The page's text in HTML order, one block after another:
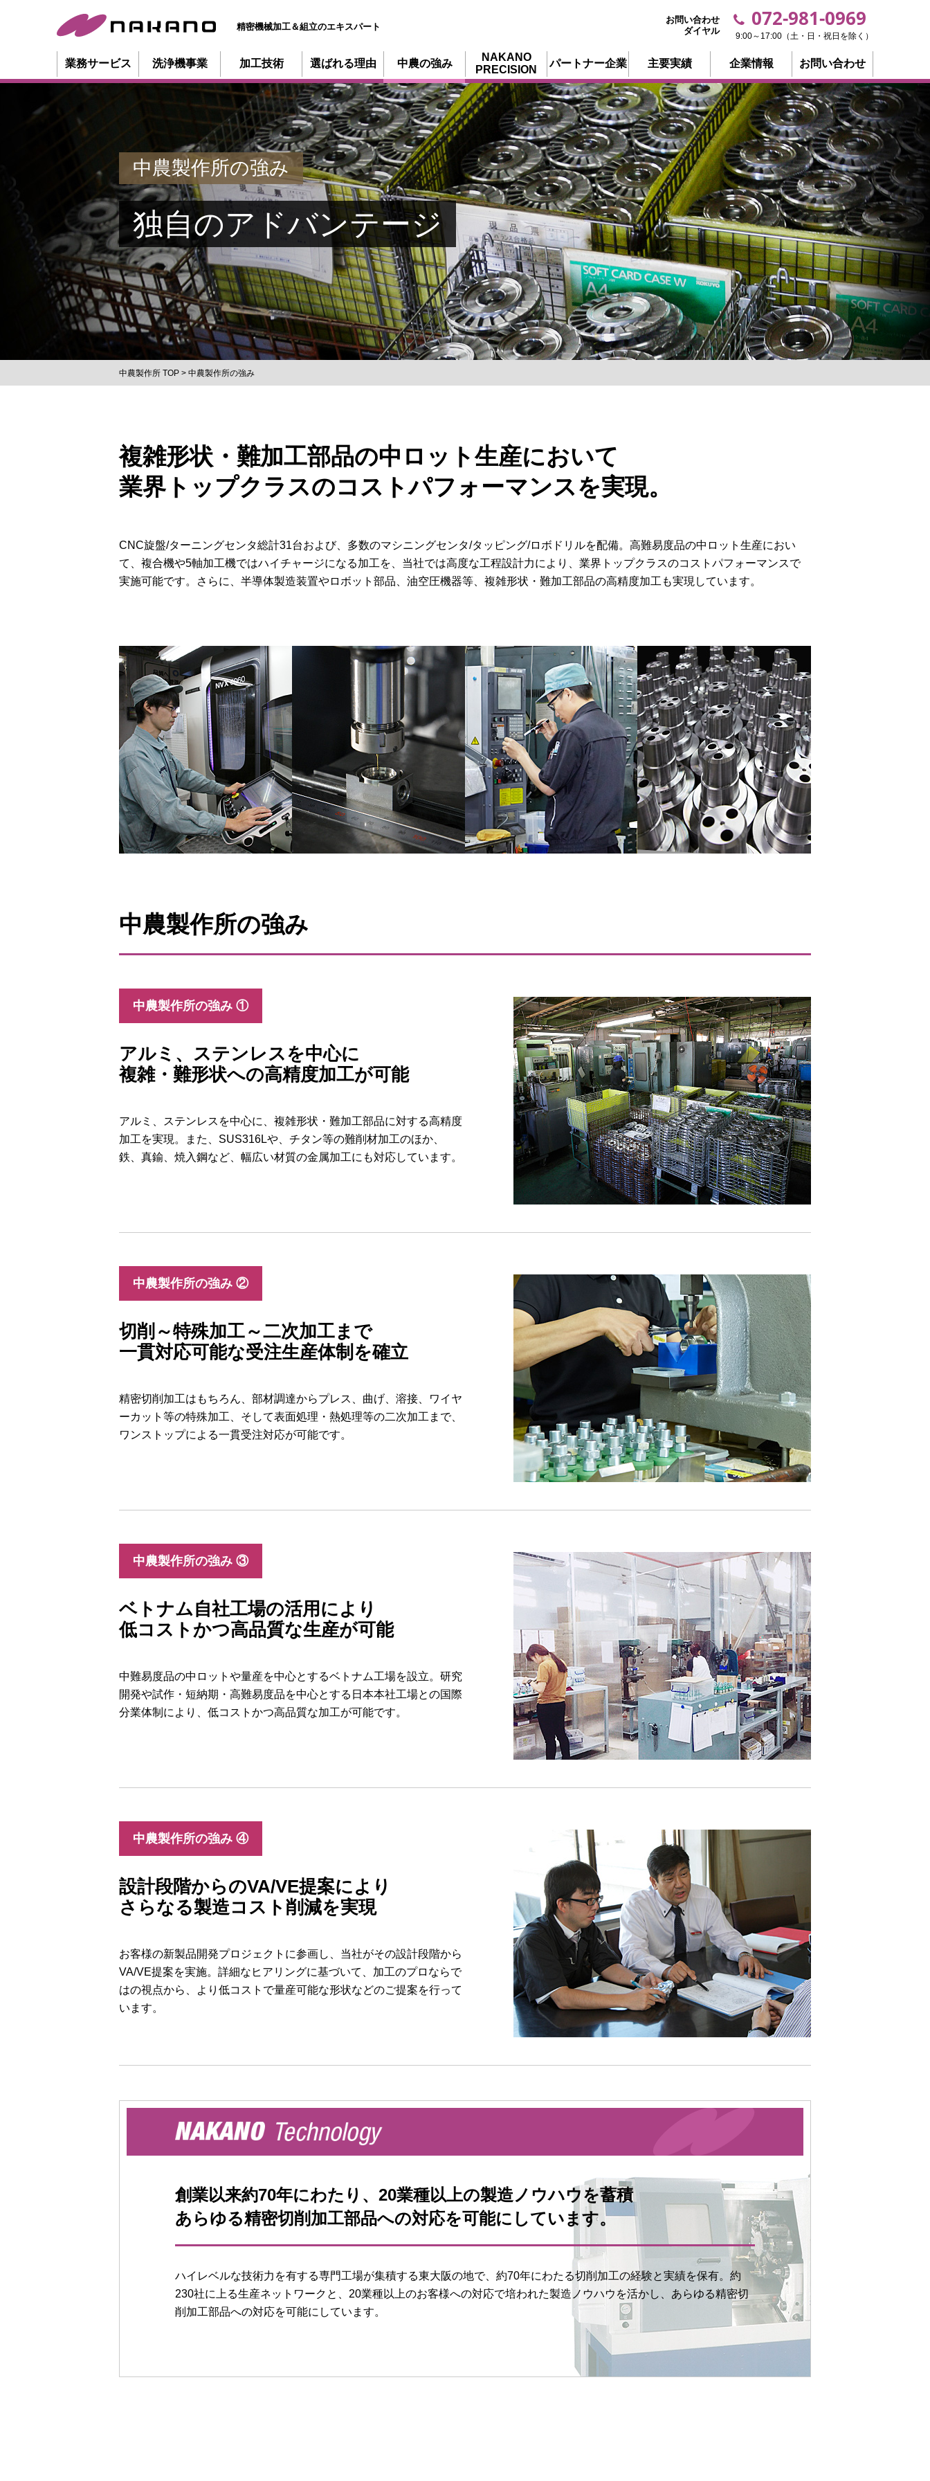
精密機械加工＆組立のエキスパート
お問い合わせ
ダイヤル
072-981-0969
9:00～17:00（土・日・祝日を除く）
業務サービス 洗浄機事業 加工技術 選ばれる理由 中農の強み
NAKANO
PRECISION
パートナー企業 主要実績 企業情報 お問い合わせ
中農製作所の強み
独自のアドバンテージ
中農製作所 TOP 中農製作所の強み
複雑形状・難加工部品の中ロット生産において
業界トップクラスのコストパフォーマンスを実現。
CNC旋盤/ターニングセンタ総計31台および、多数のマシニングセンタ/タッピング/ロボドリルを配備。高難易度品の中ロット生産におい
て、複合機や5軸加工機ではハイチャージになる加工を、当社では高度な工程設計力により、業界トップクラスのコストパフォーマンスで
実施可能です。さらに、半導体製造装置やロボット部品、油空圧機器等、複雑形状・難加工部品の高精度加工も実現しています。
中農製作所の強み
中農製作所の強み ①
アルミ、ステンレスを中心に
複雑・難形状への高精度加工が可能
アルミ、ステンレスを中心に、複雑形状・難加工部品に対する高精度
加工を実現。また、SUS316Lや、チタン等の難削材加工のほか、
鉄、真鍮、焼入鋼など、幅広い材質の金属加工にも対応しています。
中農製作所の強み ②
切削～特殊加工～二次加工まで
一貫対応可能な受注生産体制を確立
精密切削加工はもちろん、部材調達からプレス、曲げ、溶接、ワイヤ
ーカット等の特殊加工、そして表面処理・熱処理等の二次加工まで、
ワンストップによる一貫受注対応が可能です。
中農製作所の強み ③
ベトナム自社工場の活用により
低コストかつ高品質な生産が可能
中難易度品の中ロットや量産を中心とするベトナム工場を設立。研究
開発や試作・短納期・高難易度品を中心とする日本本社工場との国際
分業体制により、低コストかつ高品質な加工が可能です。
中農製作所の強み ④
設計段階からのVA/VE提案により
さらなる製造コスト削減を実現
お客様の新製品開発プロジェクトに参画し、当社がその設計段階から
VA/VE提案を実施。詳細なヒアリングに基づいて、加工のプロならで
はの視点から、より低コストで量産可能な形状などのご提案を行って
います。
創業以来約70年にわたり、20業種以上の製造ノウハウを蓄積
あらゆる精密切削加工部品への対応を可能にしています。
ハイレベルな技術力を有する専門工場が集積する東大阪の地で、約70年にわたる切削加工の経験と実績を保有。約
230社に上る生産ネットワークと、20業種以上のお客様への対応で培われた製造ノウハウを活かし、あらゆる精密切
削加工部品への対応を可能にしています。